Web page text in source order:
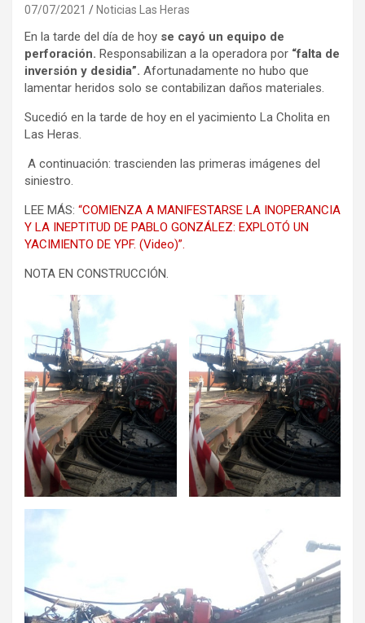
07/07/2021 Noticias Las Heras
En la tarde del día de hoy se cayó un equipo de
perforación. Responsabilizan a la operadora por “falta de
inversión y desidia”. Afortunadamente no hubo que
lamentar heridos solo se contabilizan daños materiales.
Sucedió en la tarde de hoy en el yacimiento La Cholita en
Las Heras.
A continuación: trascienden las primeras imágenes del
siniestro.
LEE MÁS: “COMIENZA A MANIFESTARSE LA INOPERANCIA
Y LA INEPTITUD DE PABLO GONZÁLEZ: EXPLOTÓ UN
YACIMIENTO DE YPF. (Video)”.
NOTA EN CONSTRUCCIÓN.